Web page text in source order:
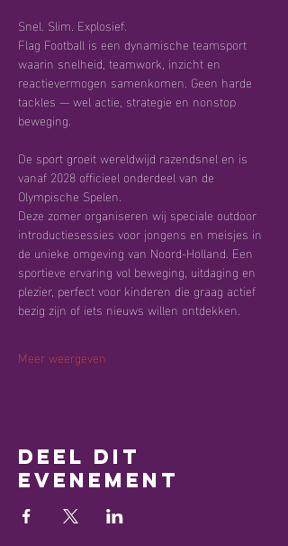
Snel. Slim. Explosief.
Flag Football is een dynamische teamsport
waarin snelheid, teamwork, inzicht en
reactievermogen samenkomen. Geen harde
tackles — wel actie, strategie en nonstop
beweging.
De sport groeit wereldwijd razendsnel en is
vanaf 2028 officieel onderdeel van de
Olympische Spelen.
Deze zomer organiseren wij speciale outdoor
introductiesessies voor jongens en meisjes in
de unieke omgeving van Noord-Holland. Een
sportieve ervaring vol beweging, uitdaging en
plezier, perfect voor kinderen die graag actief
bezig zijn of iets nieuws willen ontdekken.
Meer weergeven
Deel dit
evenement